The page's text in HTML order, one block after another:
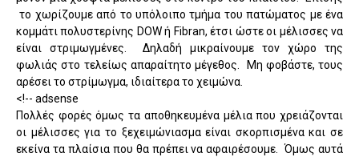
το χωρίζουμε από το υπόλοιπο τμήμα του πατώματος με ένα
κομμάτι πολυστερίνης DOW ή Fibran, έτσι ώστε οι μέλισσες να
είναι στριμωγμένες. Δηλαδή μικραίνουμε τον χώρο της
φωλιάς στο τελείως απαραίτητο μέγεθος. Μη φοβάστε, τους
αρέσει το στρίμωγμα, ιδιαίτερα το χειμώνα.
<!-- adsense
Πολλές φορές όμως τα αποθηκευμένα μέλια που χρειάζονται
οι μέλισσες για το ξεχειμώνιασμα είναι σκορπισμένα και σε
εκείνα τα πλαίσια που θα πρέπει να αφαιρέσουμε. Όμως αυτά